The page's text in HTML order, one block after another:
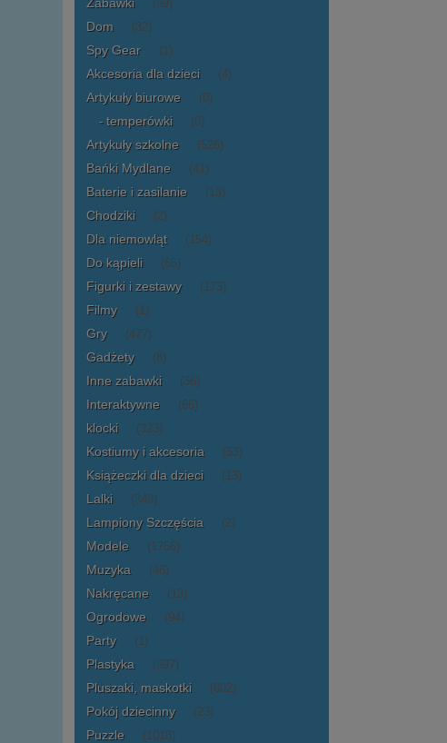
(39)
Dom (32)
Spy Gear (1)
Akcesoria dla dzieci (4)
Artykuły biurowe (0)
temperówki (0)
Artykuły szkolne (526)
Bańki Mydlane (41)
Baterie i zasilanie (13)
Chodziki (2)
Dla niemowląt (154)
Do kąpieli (55)
Figurki i zestawy (173)
Filmy (1)
Gry (477)
Gadżety (8)
Inne zabawki (36)
Interaktywne (66)
klocki (323)
Kostiumy i akcesoria (53)
Książeczki dla dzieci (13)
Lalki (349)
Lampiony Szczęścia (2)
Modele (1756)
Muzyka (46)
Nakręcane (13)
Ogrodowe (94)
Party (1)
Plastyka (397)
Pluszaki, maskotki (602)
Pokój dziecinny (23)
Puzzle (1018)